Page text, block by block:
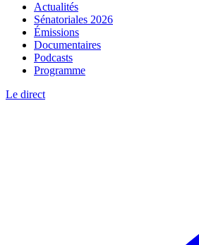
Actualités
Sénatoriales 2026
Émissions
Documentaires
Podcasts
Programme
Le direct